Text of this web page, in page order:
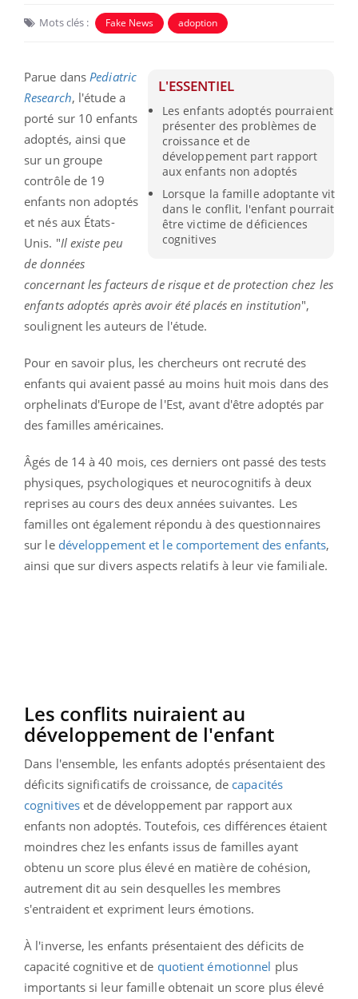
Mots clés : Fake News adoption
L'ESSENTIEL
Les enfants adoptés pourraient
présenter des problèmes de
croissance et de
développement part rapport
aux enfants non adoptés
Lorsque la famille adoptante vit
dans le conflit, l'enfant pourrait
être victime de déficiences
cognitives
Parue dansPediatric
Research, l'étude a
porté sur 10 enfants
adoptés, ainsi que
sur un groupe
contrôle de 19
enfants non adoptés
et nés aux États-
Unis. "Il existe peu
de données
concernant les facteurs de risque et de protection chez les
enfants adoptés après avoir été placés en institution",
soulignent les auteurs de l'étude.
Pour en savoir plus, les chercheurs ont recruté des
enfants qui avaient passé au moins huit mois dans des
orphelinats d'Europe de l'Est, avant d'être adoptés par
des familles américaines.
Âgés de 14 à 40 mois, ces derniers ont passé des tests
physiques, psychologiques et neurocognitifs à deux
reprises au cours des deux années suivantes. Les
familles ont également répondu à des questionnaires
sur le développement et le comportement des enfants,
ainsi que sur divers aspects relatifs à leur vie familiale.
Les conflits nuiraient au
développement de l'enfant
Dans l'ensemble, les enfants adoptés présentaient des
déficits significatifs de croissance, de capacités
cognitives et de développement par rapport aux
enfants non adoptés. Toutefois, ces différences étaient
moindres chez les enfants issus de familles ayant
obtenu un score plus élevé en matière de cohésion,
autrement dit au sein desquelles les membres
s'entraident et expriment leurs émotions.
À l'inverse, les enfants présentaient des déficits de
capacité cognitive et de quotient émotionnel plus
importants si leur famille obtenait un score plus élevé